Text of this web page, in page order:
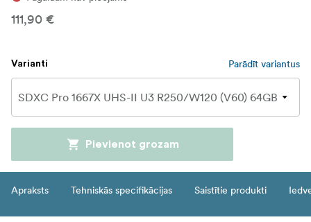
111,90 €
Varianti Parādīt variantus
Pievienot grozam
Apraksts Tehniskās specifikācijas Saistītie produkti